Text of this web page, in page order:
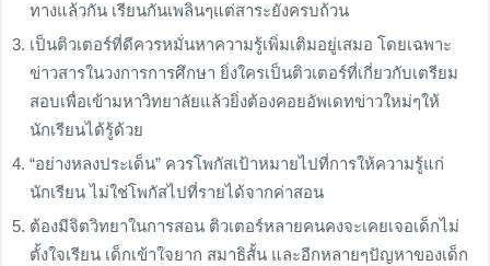
ทางแล้วกัน เรียนกันเพลินๆแต่สาระยังครบถ้วน
เป็นติวเตอร์ที่ดีควรหมั่นหาความรู้เพิ่มเติมอยู่เสมอ โดยเฉพาะ
ข่าวสารในวงการการศึกษา ยิ่งใครเป็นติวเตอร์ที่เกี่ยวกับเตรียม
สอบเพื่อเข้ามหาวิทยาลัยแล้วยิ่งต้องคอยอัพเดทข่าวใหม่ๆให้
นักเรียนได้รู้ด้วย
“อย่างหลงประเด็น” ควรโพกัสเป้าหมายไปที่การให้ความรู้แก่
นักเรียน ไม่ใช่โพกัสไปที่รายได้จากค่าสอน
ต้องมีจิตวิทยาในการสอน ติวเตอร์หลายคนคงจะเคยเจอเด็กไม่
ตั้งใจเรียน เด็กเข้าใจยาก สมาธิสั้น และอีกหลายๆปัญหาของเด็ก